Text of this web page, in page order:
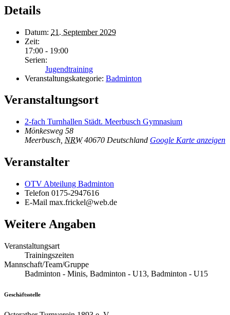
Details
Datum: 21. September 2029
Zeit:
17:00 - 19:00
Serien:
Jugendtraining
Veranstaltungskategorie: Badminton
Veranstaltungsort
2-fach Turnhallen Städt. Meerbusch Gymnasium
Mönkesweg 58
Meerbusch NRW 40670 Deutschland Google Karte anzeigen
Veranstalter
OTV Abteilung Badminton
Telefon 0175-2947616
E-Mail max.frickel@web.de
Weitere Angaben
Veranstaltungsart
Trainingszeiten
Mannschaft/Team/Gruppe
Badminton - Minis, Badminton - U13, Badminton - U15
Geschäftsstelle